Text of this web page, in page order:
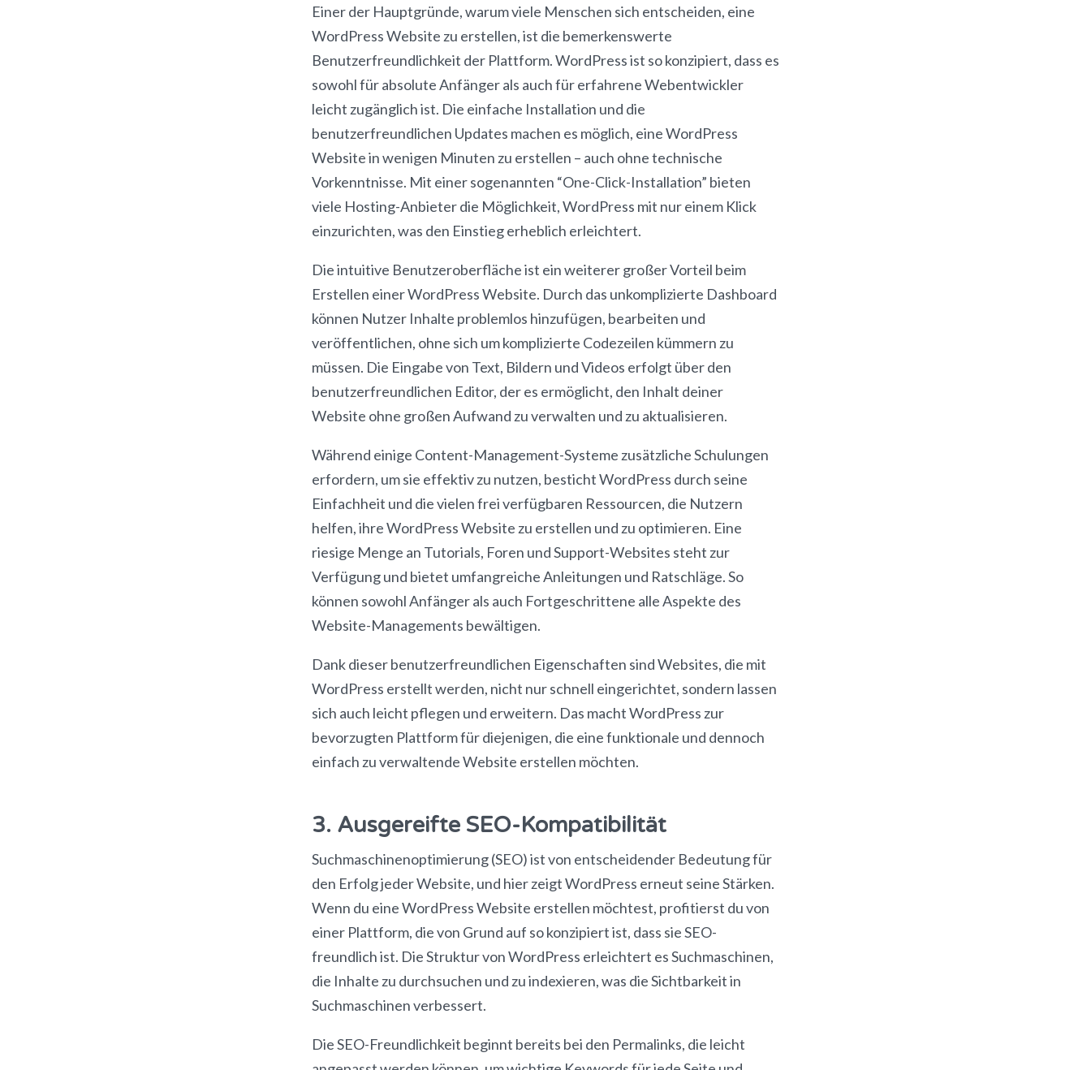
Einer der Hauptgründe, warum viele Menschen sich entscheiden, eine
WordPress Website zu erstellen, ist die bemerkenswerte
Benutzerfreundlichkeit der Plattform. WordPress ist so konzipiert, dass es
sowohl für absolute Anfänger als auch für erfahrene Webentwickler
leicht zugänglich ist. Die einfache Installation und die
benutzerfreundlichen Updates machen es möglich, eine WordPress
Website in wenigen Minuten zu erstellen – auch ohne technische
Vorkenntnisse. Mit einer sogenannten “One-Click-Installation” bieten
viele Hosting-Anbieter die Möglichkeit, WordPress mit nur einem Klick
einzurichten, was den Einstieg erheblich erleichtert.
Die intuitive Benutzeroberfläche ist ein weiterer großer Vorteil beim
Erstellen einer WordPress Website. Durch das unkomplizierte Dashboard
können Nutzer Inhalte problemlos hinzufügen, bearbeiten und
veröffentlichen, ohne sich um komplizierte Codezeilen kümmern zu
müssen. Die Eingabe von Text, Bildern und Videos erfolgt über den
benutzerfreundlichen Editor, der es ermöglicht, den Inhalt deiner
Website ohne großen Aufwand zu verwalten und zu aktualisieren.
Während einige Content-Management-Systeme zusätzliche Schulungen
erfordern, um sie effektiv zu nutzen, besticht WordPress durch seine
Einfachheit und die vielen frei verfügbaren Ressourcen, die Nutzern
helfen, ihre WordPress Website zu erstellen und zu optimieren. Eine
riesige Menge an Tutorials, Foren und Support-Websites steht zur
Verfügung und bietet umfangreiche Anleitungen und Ratschläge. So
können sowohl Anfänger als auch Fortgeschrittene alle Aspekte des
Website-Managements bewältigen.
Dank dieser benutzerfreundlichen Eigenschaften sind Websites, die mit
WordPress erstellt werden, nicht nur schnell eingerichtet, sondern lassen
sich auch leicht pflegen und erweitern. Das macht WordPress zur
bevorzugten Plattform für diejenigen, die eine funktionale und dennoch
einfach zu verwaltende Website erstellen möchten.
3. Ausgereifte SEO-Kompatibilität
Suchmaschinenoptimierung (SEO) ist von entscheidender Bedeutung für
den Erfolg jeder Website, und hier zeigt WordPress erneut seine Stärken.
Wenn du eine WordPress Website erstellen möchtest, profitierst du von
einer Plattform, die von Grund auf so konzipiert ist, dass sie SEO-
freundlich ist. Die Struktur von WordPress erleichtert es Suchmaschinen,
die Inhalte zu durchsuchen und zu indexieren, was die Sichtbarkeit in
Suchmaschinen verbessert.
Die SEO-Freundlichkeit beginnt bereits bei den Permalinks, die leicht